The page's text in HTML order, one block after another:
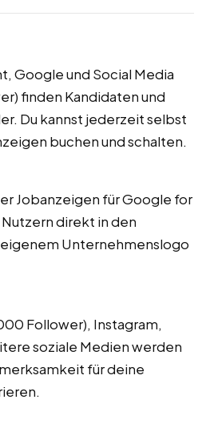
Google und Social Media
finden Kandidaten und
Du kannst jederzeit selbst
buchen und schalten.
Jobanzeigen für Google for
direkt in den
Unternehmenslogo
Follower), Instagram,
soziale Medien werden
für deine